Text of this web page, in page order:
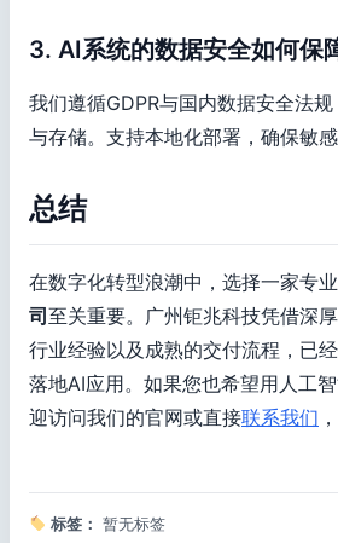
3. AI系统的数据安全如何保
我们遵循GDPR与国内数据安全法
与存储。支持本地化部署，确保敏
总结
在数字化转型浪潮中，选择一家专
司 至关重要。广州钜兆科技凭借深
行业经验以及成熟的交付流程，已
落地AI应用。如果您也希望用人工
迎访问我们的官网或直接联系我们
标签： 暂无标签